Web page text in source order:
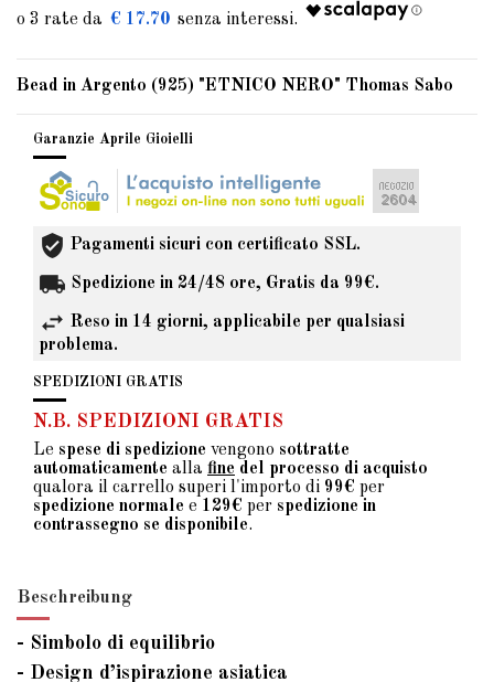
€ 17.70
Bead in Argento (925) "ETNICO NERO" Thomas Sabo
Garanzie Aprile Gioielli
Pagamenti sicuri con certificato SSL.
Spedizione in 24/48 ore, Gratis da 99€.
Reso in 14 giorni, applicabile per qualsiasi
problema.
SPEDIZIONI GRATIS
N.B. SPEDIZIONI GRATIS
Le spese di spedizione vengono sottratte
automaticamente alla fine del processo di acquisto
qualora il carrello superi l'importo di 99€ per
spedizione normale e 129€ per spedizione in
contrassegno se disponibile.
Beschreibung
- Simbolo di equilibrio
- Design d’ispirazione asiatica